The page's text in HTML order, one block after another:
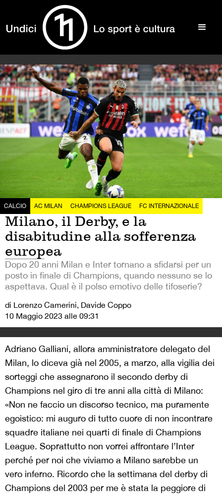
CALCIO AC MILAN CHAMPIONS LEAGUE FC INTERNAZIONALE
Milano, il Derby, e la
disabitudine alla sofferenza
europea
Dopo 20 anni Milan e Inter tornano a sfidarsi per un
posto in finale di Champions, quando nessuno se lo
aspettava. Qual è il polso emotivo delle tifoserie?
di Lorenzo Camerini, Davide Coppo
10 Maggio 2023 alle 09:31
Adriano Galliani, allora amministratore delegato del
Milan, lo diceva già nel 2005, a marzo, alla vigilia dei
sorteggi che assegnarono il secondo derby di
Champions nel giro di tre anni alla città di Milano:
«Non ne faccio un discorso tecnico, ma puramente
egoistico: mi auguro di tutto cuore di non incontrare
squadre italiane nei quarti di finale di Champions
League. Soprattutto non vorrei affrontare l’Inter
perché per noi che viviamo a Milano sarebbe un
vero inferno. Ricordo che la settimana del derby di
Champions del 2003 per me è stata la peggiore di